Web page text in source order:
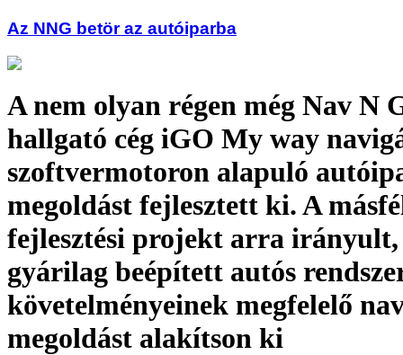
Az NNG betör az autóiparba
A nem olyan régen még Nav N
hallgató cég iGO My way
szoftvermotoron alapuló
megoldást fejlesztett ki. A
fejlesztési projekt arra irányult,
gyárilag beépített autós
követelményeinek megfelelő
megoldást alakítson ki